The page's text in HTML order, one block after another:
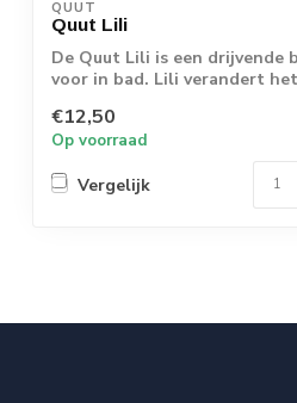
QUUT
Quut Lili
De Quut Lili is een drijvende
voor in bad. Lili verandert het
€12,50
Op voorraad
Vergelijk